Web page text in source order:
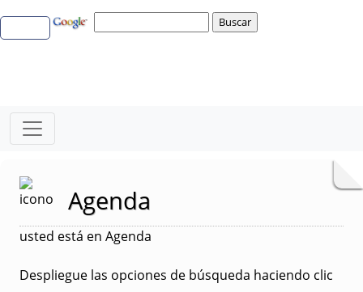
Agenda
usted está en Agenda
Despliegue las opciones de búsqueda haciendo clic